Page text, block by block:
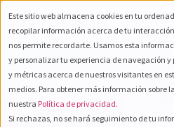
Este sitio web almacena cookies en tu
recopilar información acerca de tu
nos permite recordarte. Usamos esta
y personalizar tu experiencia de navegación
y métricas acerca de nuestros visitantes en
medios. Para obtener más información sobre
nuestra Política de privacidad.
Si rechazas, no se hará seguimiento de tu